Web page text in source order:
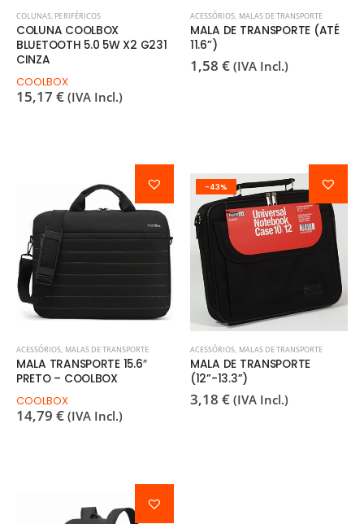
COLUNAS, PERIFÉRICOS
COLUNA COOLBOX
BLUETOOTH 5.0 5W X2 G231
CINZA
COOLBOX
15,17 € (IVA Incl.)
ACESSÓRIOS, MALAS DE TRANSPORTE
MALA DE TRANSPORTE (ATÉ
11.6”)
1,58 € (IVA Incl.)
ACESSÓRIOS, MALAS DE TRANSPORTE
MALA TRANSPORTE 15.6″
PRETO – COOLBOX
COOLBOX
14,79 € (IVA Incl.)
-43%
ACESSÓRIOS, MALAS DE TRANSPORTE
MALA DE TRANSPORTE
(12”-13.3”)
3,18 € (IVA Incl.)